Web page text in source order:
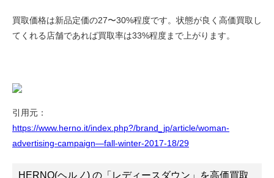
買取価格は新品定価の27〜30%程度です。状態が良く高価買取し
てくれる店舗であれば買取率は33%程度まで上がります。
引用元：
https://www.herno.it/index.php?/brand_jp/article/woman-
advertising-campaign—fall-winter-2017-18/29
HERNO(ヘルノ) の「レディースダウン」を高価買取